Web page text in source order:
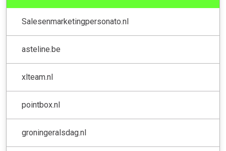
Salesenmarketingpersonato.nl
asteline.be
xlteam.nl
pointbox.nl
groningeralsdag.nl